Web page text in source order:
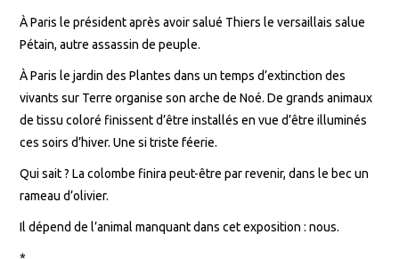
À Paris le président après avoir salué Thiers le versaillais salue
Pétain, autre assassin de peuple.
À Paris le jardin des Plantes dans un temps d’extinction des
vivants sur Terre organise son arche de Noé. De grands animaux
de tissu coloré finissent d’être installés en vue d’être illuminés
ces soirs d’hiver. Une si triste féerie.
Qui sait ? La colombe finira peut-être par revenir, dans le bec un
rameau d’olivier.
Il dépend de l’animal manquant dans cet exposition : nous.